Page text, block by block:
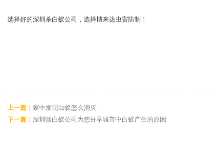
选择好的深圳杀白蚁公司，选择博来达虫害防制！
上一篇： 家中发现白蚁怎么消灭
下一篇： 深圳除白蚁公司为您分享城市中白蚁产生的原因